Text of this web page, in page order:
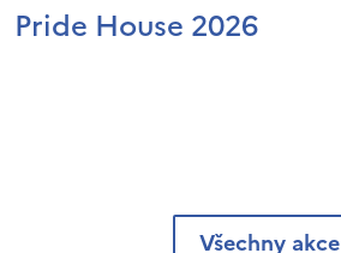
Pride House 2026
Všechny akce